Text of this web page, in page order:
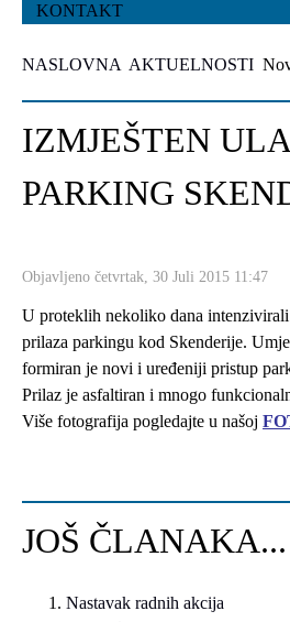
KONTAKT
NASLOVNA AKTUELNOSTI
IZMJEŠTEN
PARKING
Objavljeno četvrtak, 30 Juli 2015 11:47
U proteklih nekoliko dana intenzivirali
prilaza parkingu kod Skenderije.
formiran je novi i uređeniji pristup
Prilaz je asfaltiran i mnogo
Više fotografija pogledajte u našoj
JOŠ ČLANAKA...
Nastavak radnih akcija